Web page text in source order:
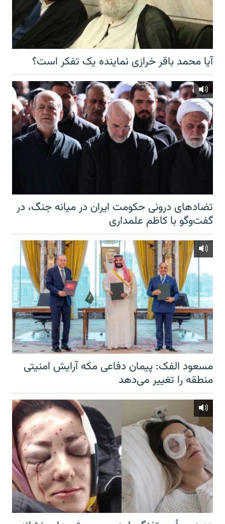
آیا محمد باقر خرازی نماینده یک تفکر است؟
تضادهای درونی حکومت ایران در میانه جنگ، در
گفت‌‌وگو با کاظم علمداری
مسعود الفک: پیمان دفاعی مکه آرایش امنیتی
منطقه را تغییر می‌دهد